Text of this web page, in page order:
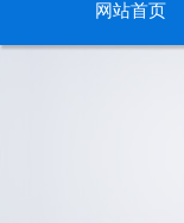
网站首页